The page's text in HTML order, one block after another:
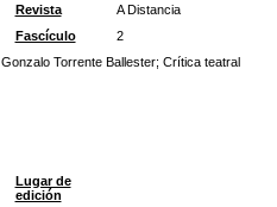
Revista
A Distancia
Fascículo
2
Gonzalo Torrente Ballester; Crítica teatral
Lugar de
edición